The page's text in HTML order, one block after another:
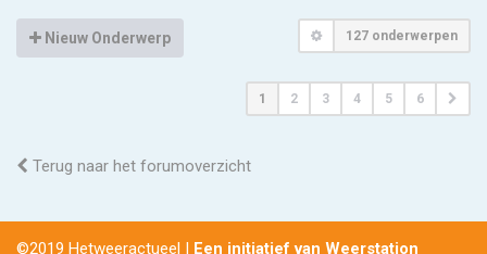
Nieuw Onderwerp 127 onderwerpen
1 2 3 4 5 6
Terug naar het forumoverzicht
©2019 Hetweeractueel | Een initiatief van Weerstation